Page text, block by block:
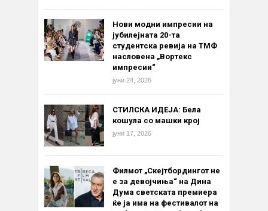
Нови модни импресии на
јубилејната 20-та
студентска ревија на ТМФ
насловена „Вортекс
импресии“
јуни 24, 2026
СТИЛСКА ИДЕЈА: Бела
кошула со машки крој
јуни 17, 2026
Филмот „Скејтбордингот не
е за девојчиња“ на Дина
Дума светската премиера
ќе ја има на фестивалот на